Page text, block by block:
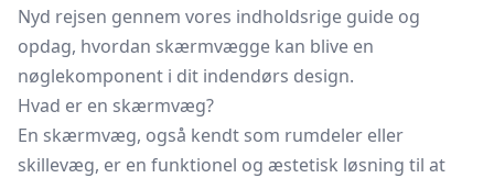
Nyd rejsen gennem vores indholdsrige guide og
opdag, hvordan skærmvægge kan blive en
nøglekomponent i dit indendørs design.
Hvad er en skærmvæg?
En skærmvæg, også kendt som rumdeler eller
skillevæg, er en funktionel og æstetisk løsning til at